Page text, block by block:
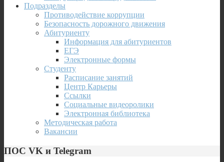
Подразделы
Противодействие коррупции
Безопасность дорожного движения
Абитуриенту
Информация для абитуриентов
ЕГЭ
Электронные формы
Студенту
Расписание занятий
Центр Карьеры
Ссылки
Социальные видеоролики
Электронная библиотека
Методическая работа
Вакансии
ПОС VK и Telegram